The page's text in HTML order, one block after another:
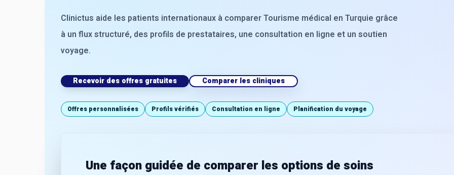
Clinictus aide les patients internationaux à comparer Tourisme médical en Turquie grâce
à un flux structuré, des profils de prestataires, une consultation en ligne et un soutien
voyage.
Recevoir des offres gratuites Comparer les cliniques
Offres personnalisées Profils vérifiés Consultation en ligne Planification du voyage
Une façon guidée de comparer les options de soins